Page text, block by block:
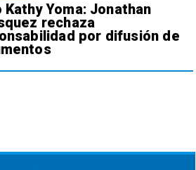
Kathy Yoma: Jonathan
rechaza
por difusión de